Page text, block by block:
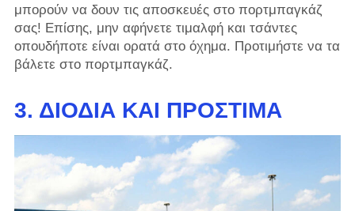
μπορούν να δουν τις αποσκευές στο πορτμπαγκάζ
σας! Επίσης, μην αφήνετε τιμαλφή και τσάντες
οπουδήποτε είναι ορατά στο όχημα. Προτιμήστε να τα
βάλετε στο πορτμπαγκάζ.
3. ΔΙΌΔΙΑ ΚΑΙ ΠΡΌΣΤΙΜΑ